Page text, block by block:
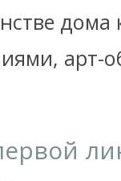
дома
арт-